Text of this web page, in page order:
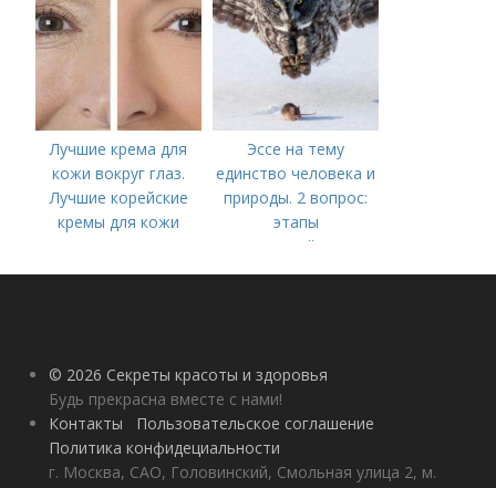
Лучшие крема для
кожи вокруг глаз.
Лучшие корейские
кремы для кожи
году
Эссе на тему
единство человека и
природы. 2 вопрос:
этапы
взаимодействия
природного и
© 2026 Секреты красоты и здоровья
Будь прекрасна вместе с нами!
Контакты
Пользовательское соглашение
Политика конфидециальности
г. Москва, САО, Головинский, Смольная улица 2, м.